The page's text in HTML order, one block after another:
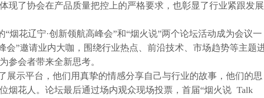
现了协会在产品质量把控上的严格要求，也彰显了行业紧跟发展
花辽宁·创新领航高峰会”和“烟火说”两个论坛活动成为会议一
会”邀请业内大咖，围绕行业热点、前沿技术、市场趋势等主题
参会者带来全新思考。
示平台，他们用真挚的情感分享自己与行业的故事，他们的思
烟花人。论坛最后通过场内观众现场投票，首届“烟火说 Talk